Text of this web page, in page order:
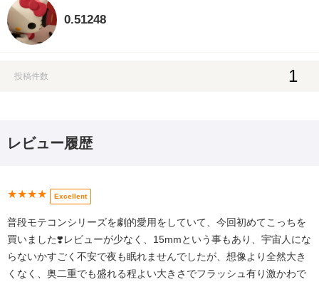
0.51248
投稿件数 1
レビュー履歴
★★★★ Excellent
普段モテコンシリーズを劇的愛用をしていて、今回初めてこっちを
買いました❣️レビューが少なく、15mmという事もあり、宇宙人にな
らないかすごく不安で夜も眠れませんでしたが、想像より全然大き
くなく、奥二重でも盛れる程よい大きさでフラッシュ有り激かわで